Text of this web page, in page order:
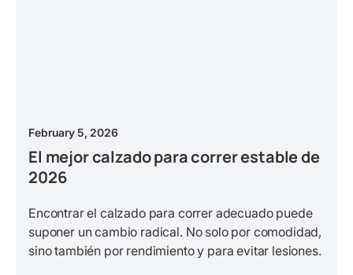
February 5, 2026
El mejor calzado para correr estable de
2026
Encontrar el calzado para correr adecuado puede
suponer un cambio radical. No solo por comodidad,
sino también por rendimiento y para evitar lesiones.